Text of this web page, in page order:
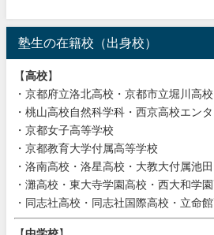
塾生の在籍校（出身校）
【高校】
・京都府立洛北高校・京都市立堀川高校
・桃山高校自然科学科・西京高校エン
・京都女子高等学校
・京都教育大学付属高等学校
・洛南高校・洛星高校・大教大付属池
・灘高校・東大寺学園高校・西大和学
・同志社高校・同志社国際高校・立命